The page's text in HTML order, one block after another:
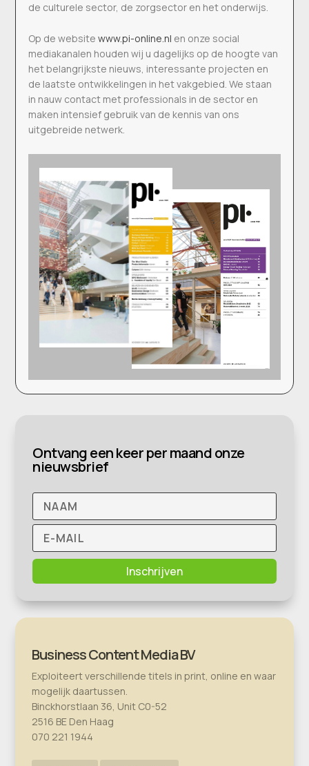
de culturele sector, de zorgsector en het onderwijs.
Op de websitewww.pi-online.nl en onze social
mediakanalen houden wij u dagelijks op de hoogte van
het belangrijkste nieuws, interessante projecten en
de laatste ontwikkelingen in het vakgebied. We staan
in nauw contact met professionals in de sector en
maken intensief gebruik van de kennis van ons
uitgebreide netwerk.
Ontvang een keer per maand onze
nieuwsbrief
Inschrijven
Business Content Media BV
Exploiteert verschillende titels in print, online en waar
mogelijk daartussen.
Binckhorstlaan 36, Unit C0-52
2516 BE Den Haag
070 221 1944